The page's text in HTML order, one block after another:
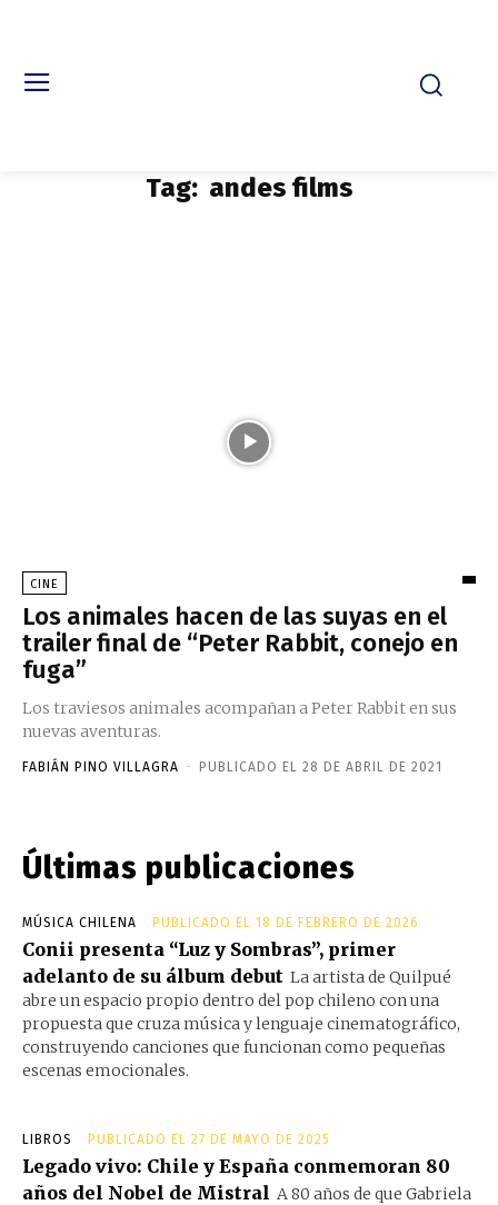
Tag: andes films
CINE
Los animales hacen de las suyas en el
trailer final de “Peter Rabbit, conejo en
fuga”
Los traviesos animales acompañan a Peter Rabbit en sus
nuevas aventuras.
FABIÁN PINO VILLAGRA - PUBLICADO EL 28 DE ABRIL DE 2021
Últimas publicaciones
MÚSICA CHILENA PUBLICADO EL 18 DE FEBRERO DE 2026
Conii presenta “Luz y Sombras”, primer
adelanto de su álbum debut La artista de Quilpué
abre un espacio propio dentro del pop chileno con una
propuesta que cruza música y lenguaje cinematográfico,
construyendo canciones que funcionan como pequeñas
escenas emocionales.
LIBROS PUBLICADO EL 27 DE MAYO DE 2025
Legado vivo: Chile y España conmemoran 80
años del Nobel de Mistral A 80 años de que Gabriela